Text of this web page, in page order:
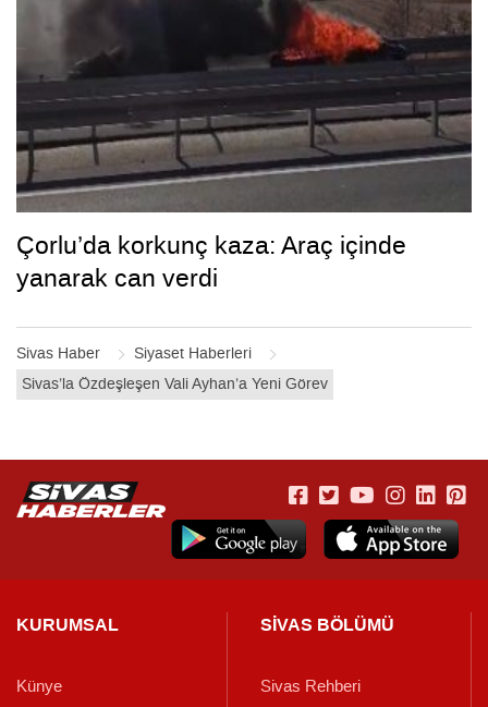
Sivas Haber
Siyaset Haberleri
Sivas’la Özdeşleşen Vali Ayhan’a Yeni Görev
Çorlu’da korkunç kaza: Araç içinde
yanarak can verdi
KURUMSAL
Künye
SİVAS BÖLÜMÜ
Sivas Rehberi